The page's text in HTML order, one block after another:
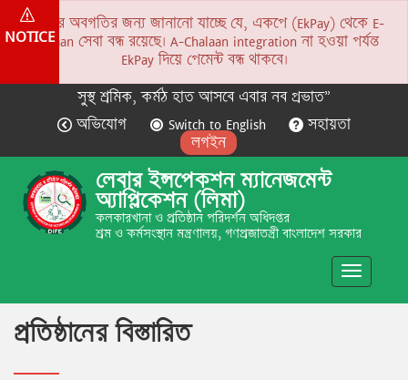
NOTICE
সকলের অবগতির জন্য জানানো যাচ্ছে যে, একপে (EkPay) থেকে E-
Chalaan সেবা বন্ধ রয়েছে। A-Chalaan integration না হওয়া পর্যন্ত
EkPay দিয়ে পেমেন্ট বন্ধ থাকবে।
সুস্থ শ্রমিক, কর্মঠ হাত আসবে এবার নব প্রভাত”
অভিযোগ
Switch to English
সহায়তা
লগইন
লেবার ইন্সপেকশন ম্যানেজমেন্ট
অ্যাপ্লিকেশন (লিমা)
কলকারখানা ও প্রতিষ্ঠান পরিদর্শন অধিদপ্তর
শ্রম ও কর্মসংস্থান মন্ত্রণালয়, গণপ্রজাতন্ত্রী বাংলাদেশ সরকার
Toggle
প্রতিষ্ঠানের বিস্তারিত